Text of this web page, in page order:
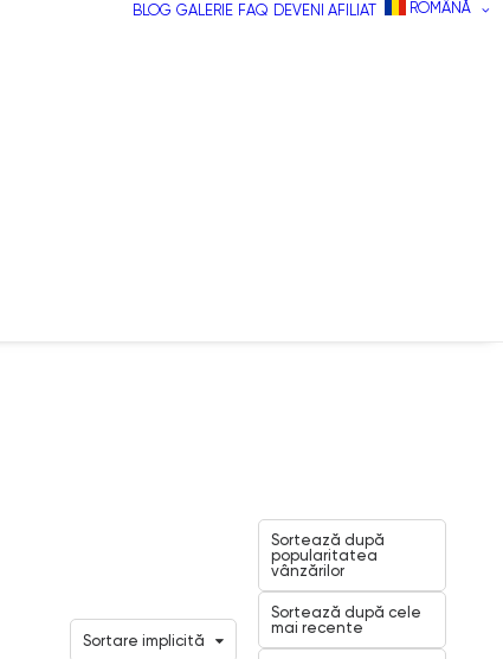
BLOG GALERIE FAQ DEVENI AFILIAT ROMÂNĂ
Sortare implicită
Sortează după
popularitatea
vânzărilor
Sortează după cele
mai recente